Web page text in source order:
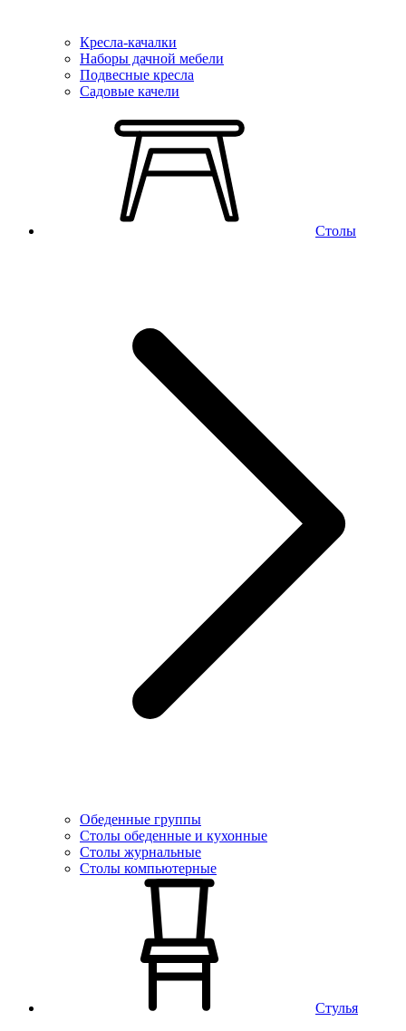
Кресла-качалки
Наборы дачной мебели
Подвесные кресла
Садовые качели
Столы
Обеденные группы
Столы обеденные и кухонные
Столы журнальные
Столы компьютерные
Стулья